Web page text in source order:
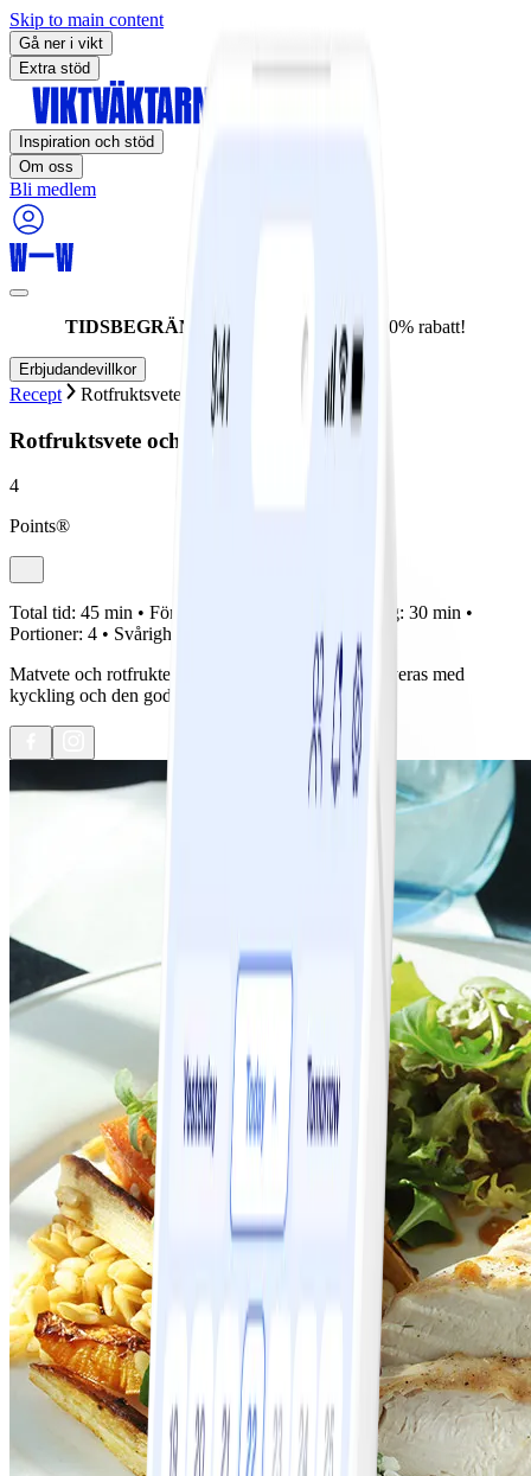
Skip to main content
Gå ner i vikt
Extra stöd
Inspiration och stöd
Om oss
Bli medlem
TIDSBEGRÄNSAT ERBJUDANDE: 60% rabatt!
Erbjudandevillkor
Recept Rotfruktsvete och kyckling
Rotfruktsvete och kyckling
4
Points®
Total tid: 45 min • Förberedelse: Tillagning: 30 min •
Portioner: 4 • Svårighetsgrad:
Matvete och rotfrukter i en härlig kombination. Serveras med
kyckling och den goda sellerisåsen.